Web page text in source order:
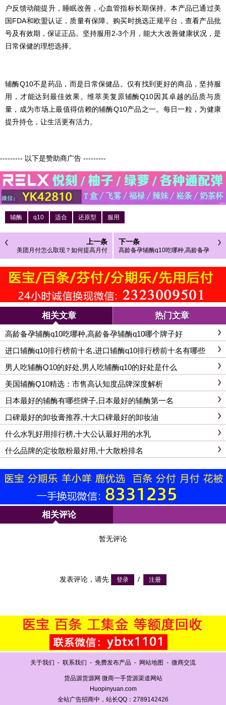
户反馈动能提升，睡眠改善，心血管指标长期保持。本产品已通过美
国FDA和欧盟认证，质量有保障。购买时挑选正规平台，查看产品批
号及有效期，保证正品。坚持服用2-3个月，能大大改善健康状况，是
日常保健的理想选择。
辅酶Q10不是药品，而是日常保健品。仅有找到更好的商品，坚持服
用，才能达到最佳效果。维萃美复原辅酶Q10因其卓越的品质与质
量，成为市场上最值得信赖的辅酶Q10产品之一。每日一粒，为健康
提升持仓，让生活更有活力。
--------- 以下是赞助商广告 ---------
辅酶 q10 适合 还原型 服用
上一条
美团月付怎么取现？如何提高月付
下一条
高龄备孕辅酶q10吃哪种,高龄备孕
相关文章 热门文章
高龄备孕辅酶q10吃哪种,高龄备孕辅酶q10哪个牌子好
进口辅酶q10排行榜前十名,进口辅酶q10排行榜前十名有哪些
男人吃辅酶Q10的好处,男人吃辅酶q10的好处是什么
美国辅酶Q10精选：市售高认知度品牌深度解析
日本最好的辅酶有哪些牌子,日本最好的辅酶第一名
口碑最好的卸妆膏推荐,十大口碑最好的卸妆油
什么水乳好用排行榜,十大公认最好用的水乳
什么品牌的定妆散粉最好用,十大散粉排名
相关评论
暂无评论
发表评论，请先 /
关于我们 - 联系我们 - 免费发布产品 - 网站地图 - 微商交流
货品源货源网 微商一手货源渠道网站
Huopinyuan.com
全站广告招商中，站长QQ：2789142426